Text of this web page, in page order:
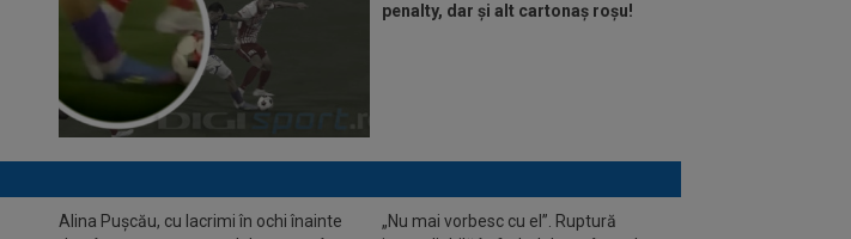
penalty, dar și alt cartonaș roșu!
Alina Pușcău, cu lacrimi în ochi înainte
„Nu mai vorbesc cu el”. Ruptură